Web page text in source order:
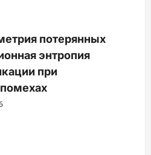
потерянных
энтропия
при